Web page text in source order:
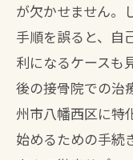
が欠かせません。
手順を誤ると、自
利になるケースも
後の接骨院での治
州市八幡西区に特
始めるための手続